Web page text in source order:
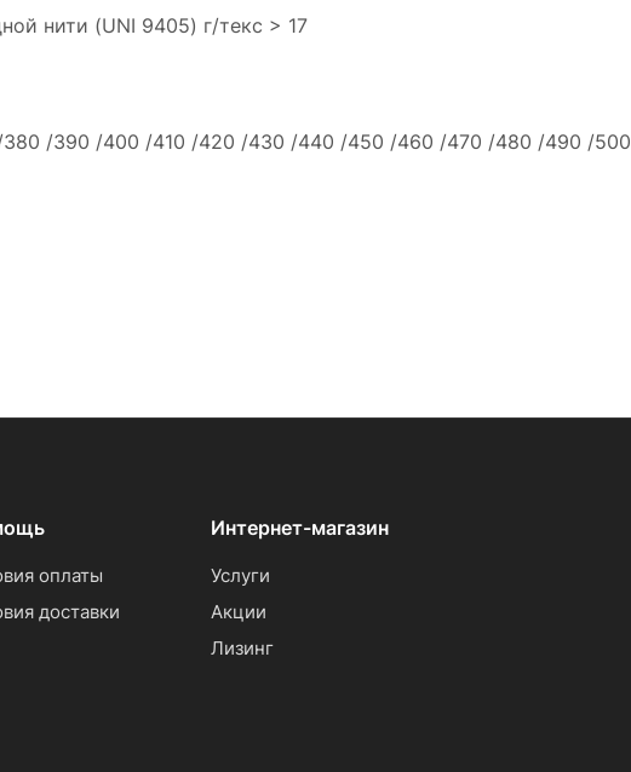
нити (UNI 9405) г/текс > 17
/390 /400 /410 /420 /430 /440 /450 /460 /470 /480 /490 /500
оплаты
доставки
Интернет-магазин
Услуги
Акции
Лизинг